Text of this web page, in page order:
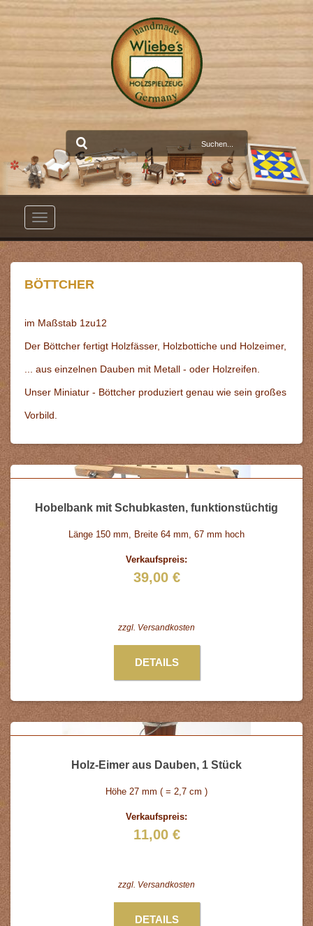
Toggle
BÖTTCHER
im Maßstab 1zu12
Der Böttcher fertigt Holzfässer, Holzbottiche und Holzeimer,
... aus einzelnen Dauben mit Metall - oder Holzreifen.
Unser Miniatur - Böttcher produziert genau wie sein großes
Vorbild.
Hobelbank mit Schubkasten, funktionstüchtig
Länge 150 mm, Breite 64 mm, 67 mm hoch
Verkaufspreis:
39,00 €
zzgl. Versandkosten
DETAILS
Holz-Eimer aus Dauben, 1 Stück
Höhe 27 mm ( = 2,7 cm )
Verkaufspreis:
11,00 €
zzgl. Versandkosten
DETAILS